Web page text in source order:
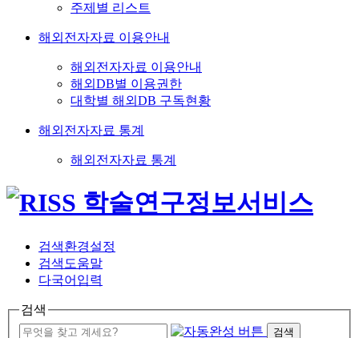
주제별 리스트
해외전자자료 이용안내
해외전자자료 이용안내
해외DB별 이용권한
대학별 해외DB 구독현황
해외전자자료 통계
해외전자자료 통계
검색환경설정
검색도움말
다국어입력
검색
검색